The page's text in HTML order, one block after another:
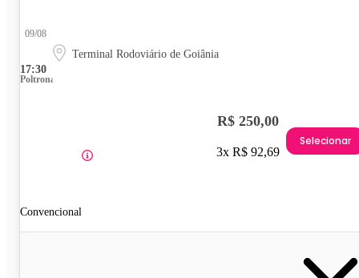
17:30
09/08
Terminal Rodoviário de Goiânia
Poltrona
Convencional
R$ 250,00
3x R$ 92,69
Selecionar